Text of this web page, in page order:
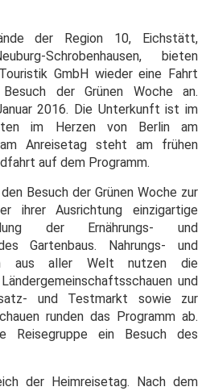
der Region 10, Eichstätt,
Schrobenhausen, bieten
GmbH wieder eine Fahrt
der Grünen Woche an.
2016. Die Unterkunft ist im
im Herzen von Berlin am
Anreisetag steht am frühen
auf dem Programm.
Besuch der Grünen Woche zur
ihrer Ausrichtung einzigartige
der Ernährungs- und
Gartenbaus. Nahrungs- und
aus aller Welt nutzen die
und
und Testmarkt sowie zur
runden das Programm ab.
Reisegruppe ein Besuch des
der Heimreisetag. Nach dem